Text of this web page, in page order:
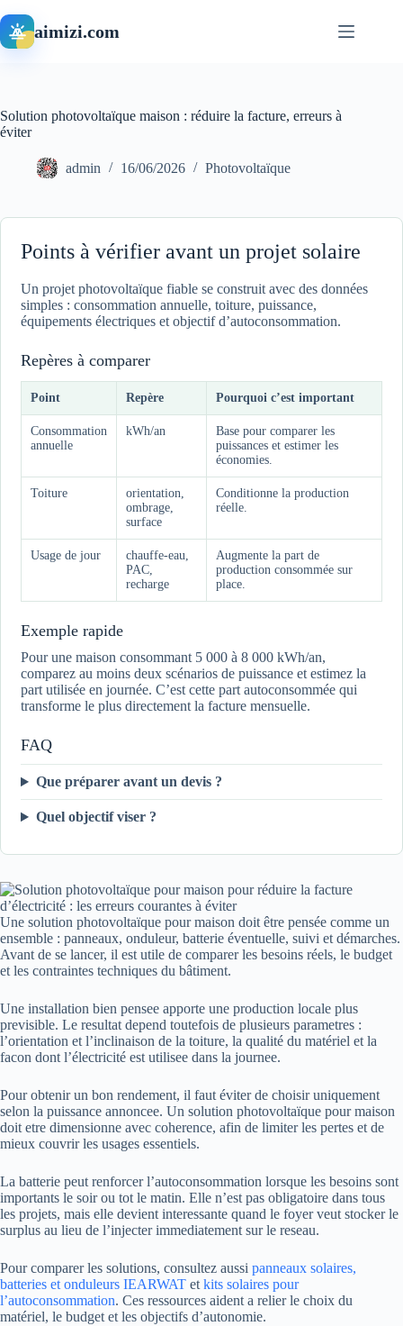
au
contenuaimizi.com
Solution photovoltaïque maison : réduire la facture, erreurs à
éviter
admin 16/06/2026 Photovoltaïque
Points à vérifier avant un projet solaire
Un projet photovoltaïque fiable se construit avec des données
simples : consommation annuelle, toiture, puissance,
équipements électriques et objectif d’autoconsommation.
Repères à comparer
Point Repère Pourquoi c’est important
Consommation
annuelle
kWh/an
Base pour comparer les
puissances et estimer les
économies.
Toiture
orientation,
ombrage,
surface
Conditionne la production
réelle.
Usage de jour
chauffe-eau,
PAC,
recharge
Augmente la part de
production consommée sur
place.
Exemple rapide
Pour une maison consommant 5 000 à 8 000 kWh/an,
comparez au moins deux scénarios de puissance et estimez la
part utilisée en journée. C’est cette part autoconsommée qui
transforme le plus directement la facture mensuelle.
FAQ
Que préparer avant un devis ?
Quel objectif viser ?
Une solution photovoltaïque pour maison doit être pensée comme un
ensemble : panneaux, onduleur, batterie éventuelle, suivi et démarches.
Avant de se lancer, il est utile de comparer les besoins réels, le budget
et les contraintes techniques du bâtiment.
Une installation bien pensee apporte une production locale plus
previsible. Le resultat depend toutefois de plusieurs parametres :
l’orientation et l’inclinaison de la toiture, la qualité du matériel et la
facon dont l’électricité est utilisee dans la journee.
Pour obtenir un bon rendement, il faut éviter de choisir uniquement
selon la puissance annoncee. Un solution photovoltaïque pour maison
doit etre dimensionne avec coherence, afin de limiter les pertes et de
mieux couvrir les usages essentiels.
La batterie peut renforcer l’autoconsommation lorsque les besoins sont
importants le soir ou tot le matin. Elle n’est pas obligatoire dans tous
les projets, mais elle devient interessante quand le foyer veut stocker le
surplus au lieu de l’injecter immediatement sur le reseau.
Pour comparer les solutions, consultez aussi panneaux solaires,
batteries et onduleurs IEARWAT et kits solaires pour
l’autoconsommation. Ces ressources aident a relier le choix du
matériel, le budget et les objectifs d’autonomie.